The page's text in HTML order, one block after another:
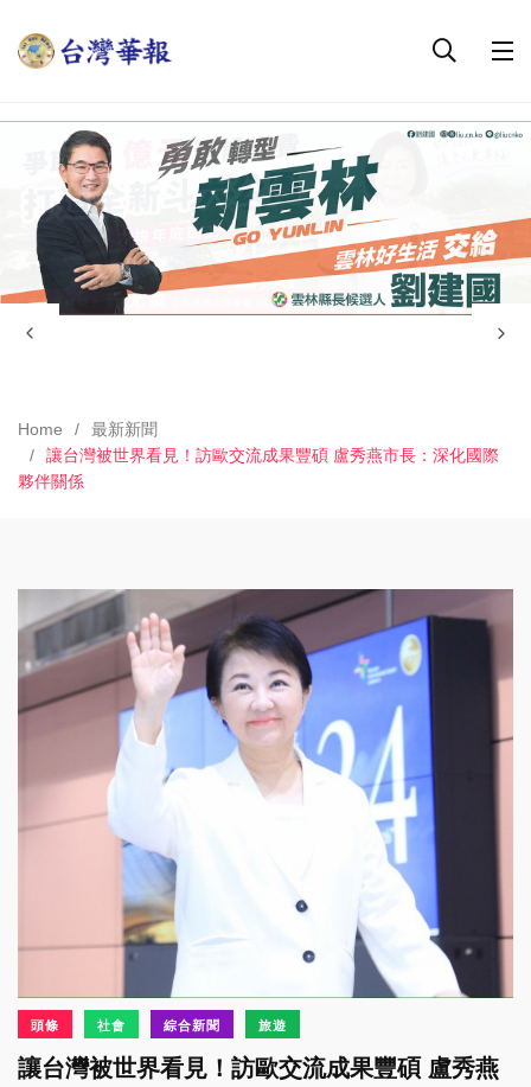
Home
最新新聞
讓台灣被世界看見！訪歐交流成果豐碩 盧秀燕市長：深化國際
夥伴關係
頭條 社會 綜合新聞 旅遊
讓台灣被世界看見！訪歐交流成果豐碩 盧秀燕